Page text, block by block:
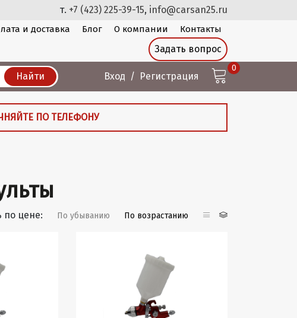
т. +7 (423) 225-39-15, info@carsan25.ru
и доставка Блог О компании Контакты
Задать вопрос
Найти Вход Регистрация
0
ПО ТЕЛЕФОНУ
по цене: По убыванию По возрастанию